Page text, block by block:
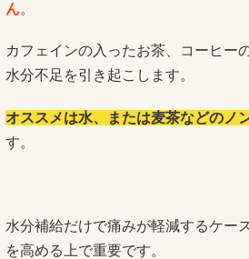
ん。
カフェインの入ったお茶、コーヒー
水分不足を引き起こします。
オススメは水、または麦茶などのノ
す。
水分補給だけで痛みが軽減するケー
を高める上で重要です。